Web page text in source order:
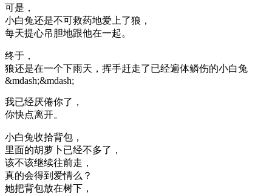
可是，
小白兔还是不可救药地爱上了狼，
每天提心吊胆地跟他在一起。
终于，
狼还是在一个下雨天，挥手赶走了已经遍体鳞伤的小白兔
&mdash;&mdash;
我已经厌倦你了，
你快点离开。
小白兔收拾背包，
里面的胡萝卜已经不多了，
该不该继续往前走，
真的会得到爱情么？
她把背包放在树下，